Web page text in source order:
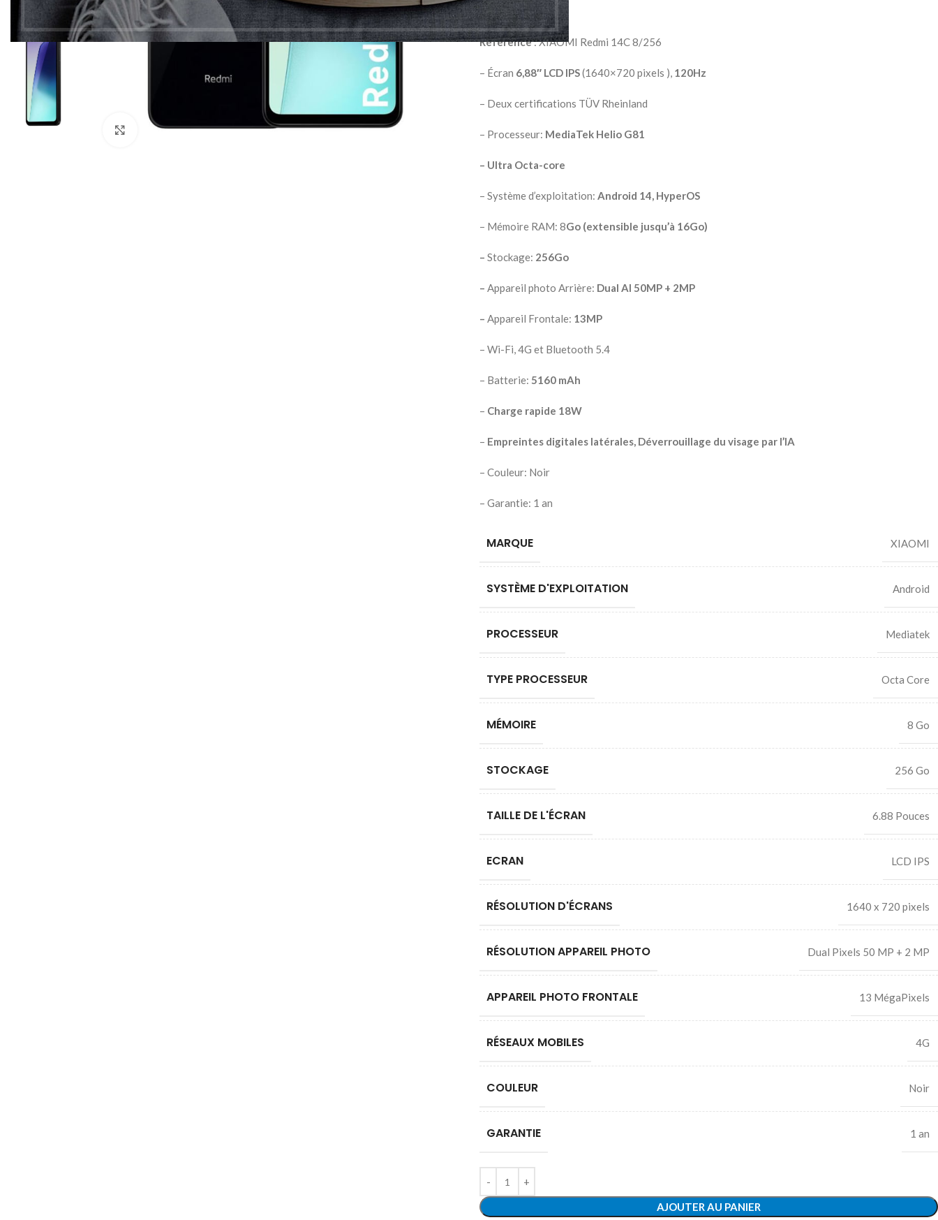
Click to enlarge
Noir
Référence: XIAOMI Redmi 14C 8/256
– Écran 6,88″ LCD IPS(1640×720 pixels ), 120Hz
– Deux certifications TÜV Rheinland
– Processeur: MediaTek Helio G81
– Ultra Octa-core
– Système d’exploitation: Android 14, HyperOS
– Mémoire RAM: 8Go (extensible jusqu’à 16Go)
– Stockage: 256Go
– Appareil photo Arrière: Dual AI 50MP + 2MP
– Appareil Frontale: 13MP
– Wi-Fi, 4G et Bluetooth 5.4
– Batterie: 5160 mAh
– Charge rapide 18W
– Empreintes digitales latérales, Déverrouillage du visage par l’IA
– Couleur: Noir
– Garantie: 1 an
MARQUE XIAOMI
SYSTÈME D'EXPLOITATION Android
PROCESSEUR Mediatek
TYPE PROCESSEUR Octa Core
MÉMOIRE 8 Go
STOCKAGE 256 Go
TAILLE DE L'ÉCRAN 6.88 Pouces
ECRAN LCD IPS
RÉSOLUTION D'ÉCRANS 1640 x 720 pixels
RÉSOLUTION APPAREIL PHOTO Dual Pixels 50 MP + 2 MP
APPAREIL PHOTO FRONTALE 13 MégaPixels
RÉSEAUX MOBILES 4G
COULEUR Noir
GARANTIE 1 an
AJOUTER AU PANIER